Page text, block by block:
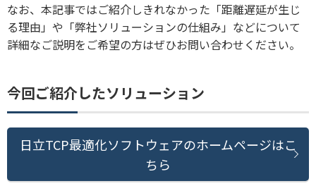
なお、本記事ではご紹介しきれなかった「距離遅延が生じ
る理由」や「弊社ソリューションの仕組み」などについて
詳細なご説明をご希望の方はぜひお問い合わせください。
今回ご紹介したソリューション
日立TCP最適化ソフトウェアのホームページはこ
ちら